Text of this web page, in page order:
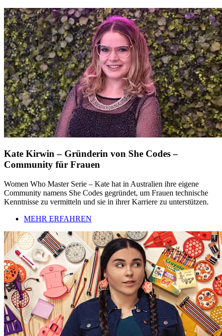
Kate Kirwin – Gründerin von She Codes –
Community für Frauen
Women Who Master Serie – Kate hat in Australien ihre eigene
Community namens She Codes gegründet, um Frauen technische
Kenntnisse zu vermitteln und sie in ihrer Karriere zu unterstützen.
MEHR ERFAHREN